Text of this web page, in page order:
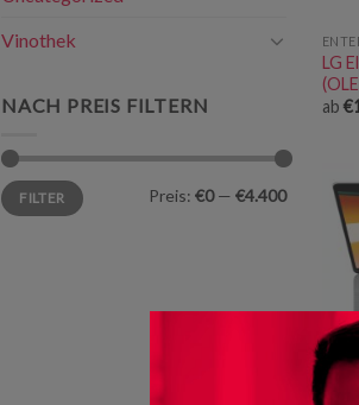
Vinothek
NACH PREIS FILTERN
Min.
Preis
Max.
PreisFILTER Preis: €0— €4.400
LG
ab €